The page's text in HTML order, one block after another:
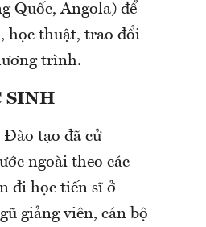
Quốc, Angola) để
học thuật, trao đổi
trình.
SINH
Đào tạo đã cử
ngoài theo các
đi học tiến sĩ ở
giảng viên, cán bộ